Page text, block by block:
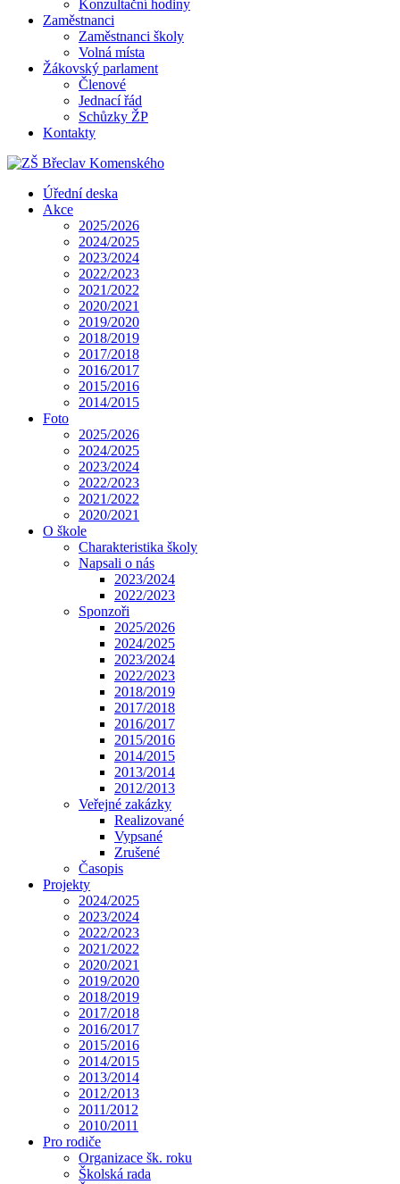
Konzultační hodiny
Zaměstnanci
Zaměstnanci školy
Volná místa
Žákovský parlament
Členové
Jednací řád
Schůzky ŽP
Kontakty
Úřední deska
Akce
2025/2026
2024/2025
2023/2024
2022/2023
2021/2022
2020/2021
2019/2020
2018/2019
2017/2018
2016/2017
2015/2016
2014/2015
Foto
2025/2026
2024/2025
2023/2024
2022/2023
2021/2022
2020/2021
O škole
Charakteristika školy
Napsali o nás
2023/2024
2022/2023
Sponzoři
2025/2026
2024/2025
2023/2024
2022/2023
2018/2019
2017/2018
2016/2017
2015/2016
2014/2015
2013/2014
2012/2013
Veřejné zakázky
Realizované
Vypsané
Zrušené
Časopis
Projekty
2024/2025
2023/2024
2022/2023
2021/2022
2020/2021
2019/2020
2018/2019
2017/2018
2016/2017
2015/2016
2014/2015
2013/2014
2012/2013
2011/2012
2010/2011
Pro rodiče
Organizace šk. roku
Školská rada